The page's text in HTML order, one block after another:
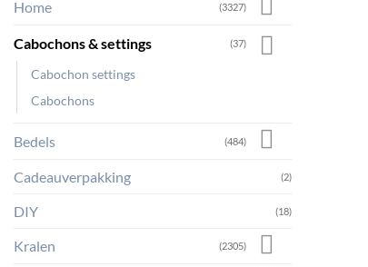
Home (3327)
Cabochons & settings (37)
Cabochon settings
Cabochons
Bedels (484)
Cadeauverpakking (2)
DIY (18)
Kralen (2305)